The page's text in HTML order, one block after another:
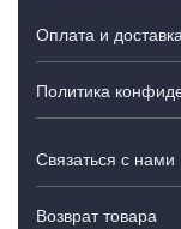
Оплата и
Политика
Связаться с нами
Возврат товара